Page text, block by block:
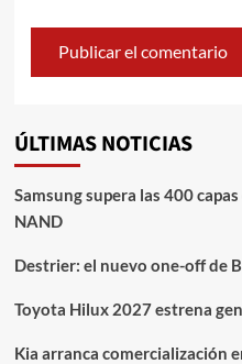
ÚLTIMAS NOTICIAS
Samsung supera las 400
NAND
Destrier: el nuevo one-off de
Toyota Hilux 2027 estrena
Kia arranca comercialización